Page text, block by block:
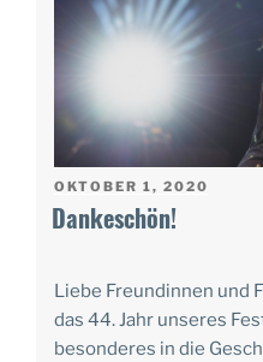
VERÖFFENTLICHT
AM
OKTOBER 1, 2020
Dankeschön!
Liebe Freundinnen und
das 44. Jahr unseres
besonderes in die